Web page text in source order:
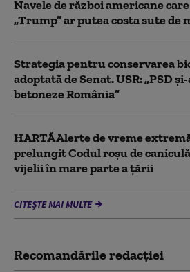
Navele de război americane
„Trump” ar putea costa sute de
Strategia pentru conservarea
adoptată de Senat. USR: „PSD
betoneze România”
HARTĂ Alerte de vreme
prelungit Codul roșu de
vijelii în mare parte a țării
CITEȘTE MAI MULTE
Recomandările redacţiei